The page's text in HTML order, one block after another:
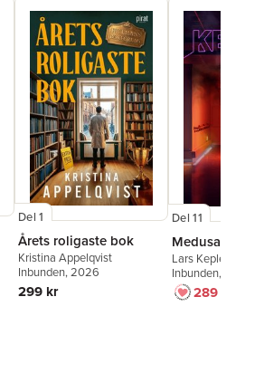
Del 1
Årets roligaste bok
Kristina Appelqvist
Inbunden, 2026
299 kr
Del 11
Medusa
Lars Kepler
Inbunden, 2026
289 kr